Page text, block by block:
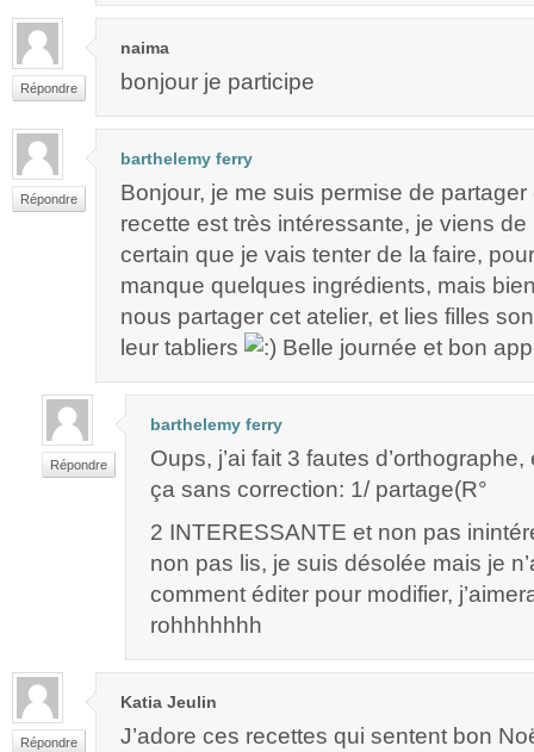
Répondre
naima
bonjour je participe
Répondre
barthelemy ferry
Bonjour, je me suis permise de
recette est très intéressante, je viens de
certain que je vais tenter de la faire,
manque quelques ingrédients, mais
nous partager cet atelier, et lies filles
leur tabliers
Belle journée et bon
Répondre
barthelemy ferry
Oups, j’ai fait 3 fautes
ça sans correction: 1/ partage(R°
2 INTERESSANTE et non pas
non pas lis, je suis désolée mais je
comment éditer pour modifier,
rohhhhhhh
Répondre
Katia Jeulin
J’adore ces recettes qui sentent bon